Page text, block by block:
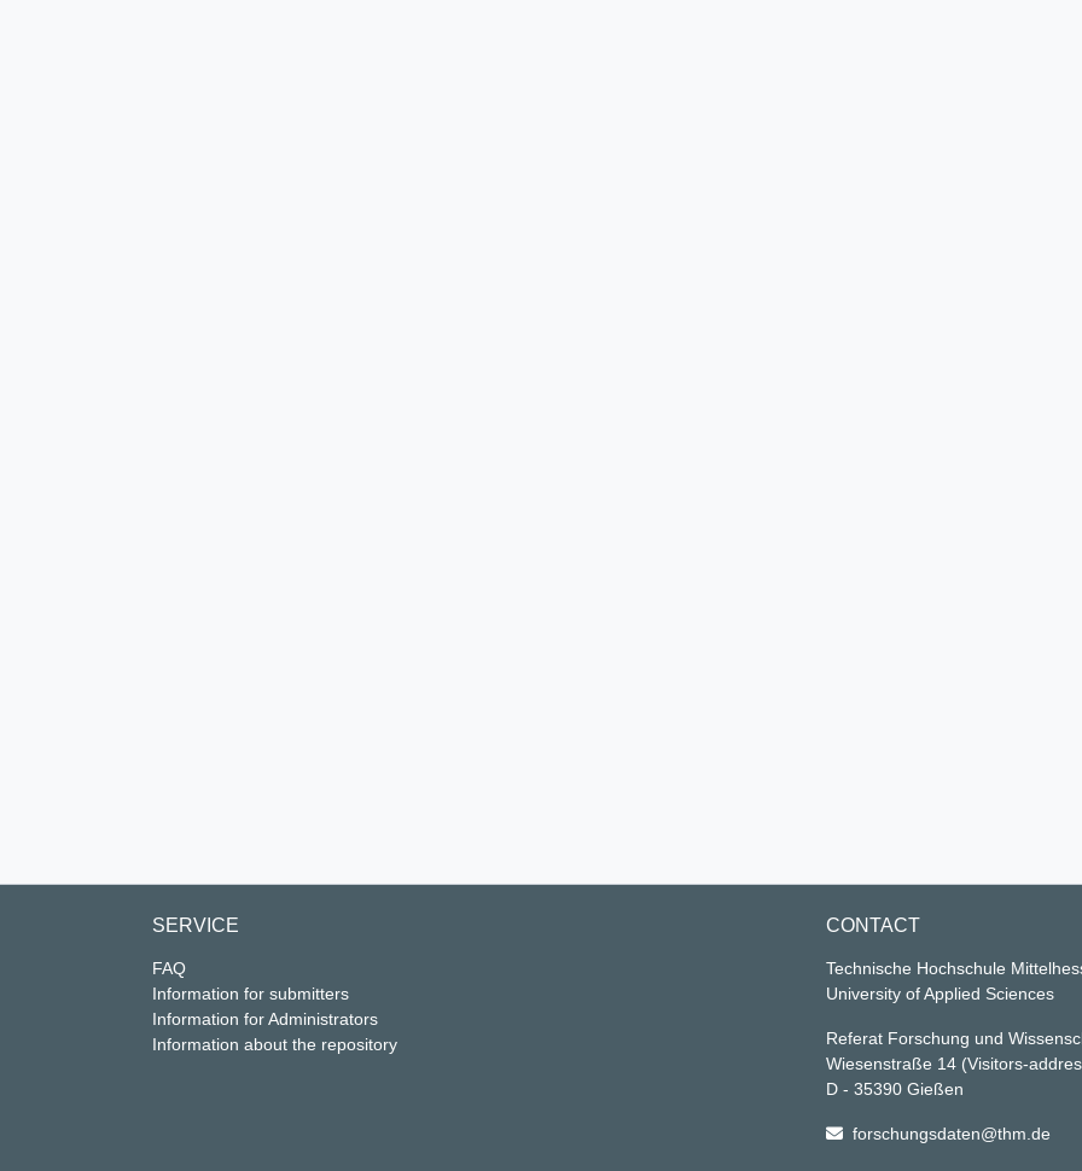
SERVICE
FAQ
Information for submitters
Information for Administrators
Information about the repository
CONTACT
Technische Hochschule
University of Applied Sciences
Referat Forschung und
Wiesenstraße 14 (Visitors-
D - 35390 Gießen
forschungsdaten@thm.de